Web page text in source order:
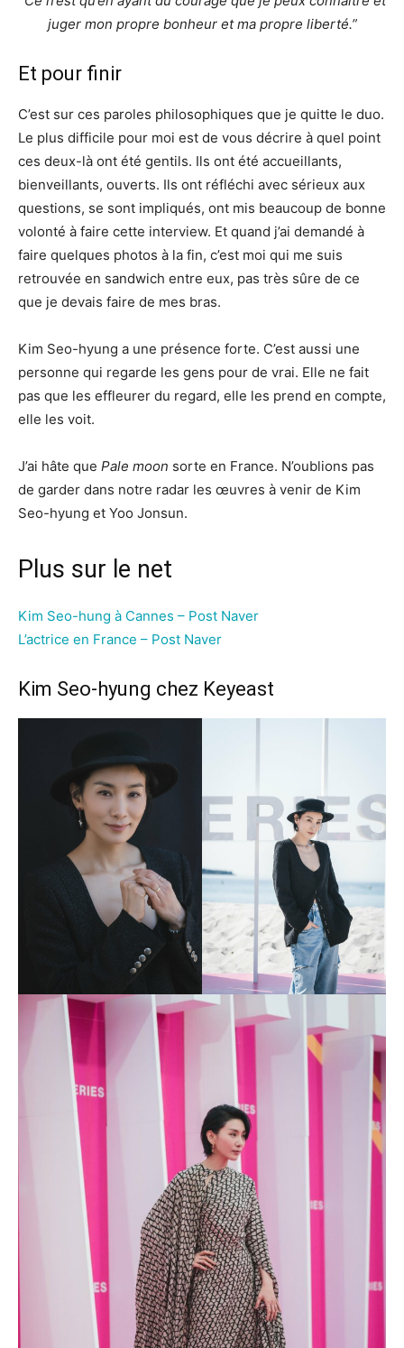
juger mon propre bonheur et ma propre liberté.”
Et pour finir
C’est sur ces paroles philosophiques que je quitte le duo.
Le plus difficile pour moi est de vous décrire à quel point
ces deux-là ont été gentils. Ils ont été accueillants,
bienveillants, ouverts. Ils ont réfléchi avec sérieux aux
questions, se sont impliqués, ont mis beaucoup de bonne
volonté à faire cette interview. Et quand j’ai demandé à
faire quelques photos à la fin, c’est moi qui me suis
retrouvée en sandwich entre eux, pas très sûre de ce
que je devais faire de mes bras.
Kim Seo-hyung a une présence forte. C’est aussi une
personne qui regarde les gens pour de vrai. Elle ne fait
pas que les effleurer du regard, elle les prend en compte,
elle les voit.
J’ai hâte que Pale moon sorte en France. N’oublions pas
de garder dans notre radar les œuvres à venir de Kim
Seo-hyung et Yoo Jonsun.
Plus sur le net
Kim Seo-hung à Cannes – Post Naver
L’actrice en France – Post Naver
Kim Seo-hyung chez Keyeast